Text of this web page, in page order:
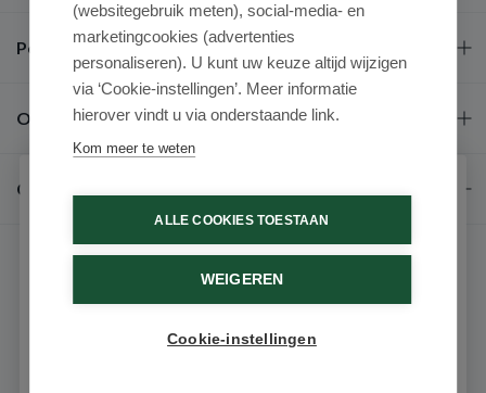
Populaire merken
Over ons
Contact
9.6 / 10 (531 beoordelingen)
(websitegebruik meten), social-media- en
marketingcookies (advertenties
personaliseren). U kunt uw keuze altijd wijzigen
via ‘Cookie-instellingen’. Meer informatie
hierover vindt u via onderstaande link.
Kom meer te weten
ALLE COOKIES TOESTAAN
WEIGEREN
Cookie-instellingen
Schrijf je in voor onze nieuwsbrief
Ontvang als eerste de beste aanbiedingen en persoonlijk
advies